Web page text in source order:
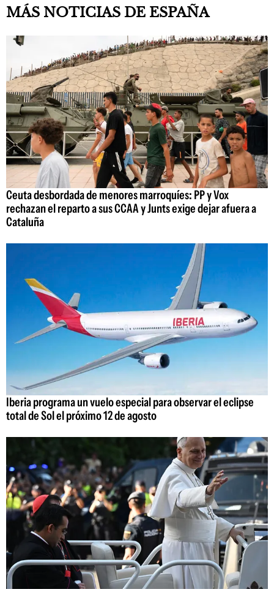
MÁS NOTICIAS DE ESPAÑA
Ceuta desbordada de menores marroquíes: PP y Vox
rechazan el reparto a sus CCAA y Junts exige dejar afuera a
Cataluña
Iberia programa un vuelo especial para observar el eclipse
total de Sol el próximo 12 de agosto